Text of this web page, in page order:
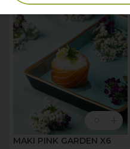
0 add
MAKI PINK GARDEN X6